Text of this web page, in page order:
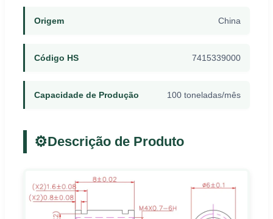
Origem China
Código HS 7415339000
Capacidade de Produção 100 toneladas/mês
⚙️Descrição de Produto